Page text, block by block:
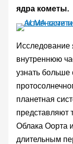
ядра кометы.
Исследование
внутреннюю
узнать больше
планетная
представляют
Облака Оорта
длительным